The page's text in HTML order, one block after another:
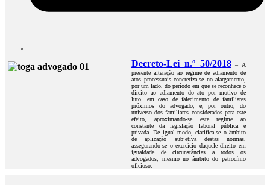
Decreto-Lei n.º 50/2018– A
presente alteração ao regime de adiamento de
atos processuais concretiza-se no alargamento,
por um lado, do período em que se reconhece o
direito ao adiamento do ato por motivo de
luto, em caso de falecimento de familiares
próximos do advogado, e, por outro, do
universo dos familiares considerados para este
efeito, aproximando-se este regime ao
constante da legislação laboral pública e
privada. De igual modo, clarifica-se o âmbito
de aplicação subjetiva destas normas,
assegurando-se o exercício daquele direito em
igualdade de circunstâncias a todos os
advogados, mesmo no âmbito do patrocínio
oficioso.